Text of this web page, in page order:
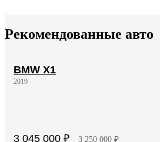
Рекомендованные авто
BMW X1
2019
3 045 000 ₽ 3 250 000 ₽